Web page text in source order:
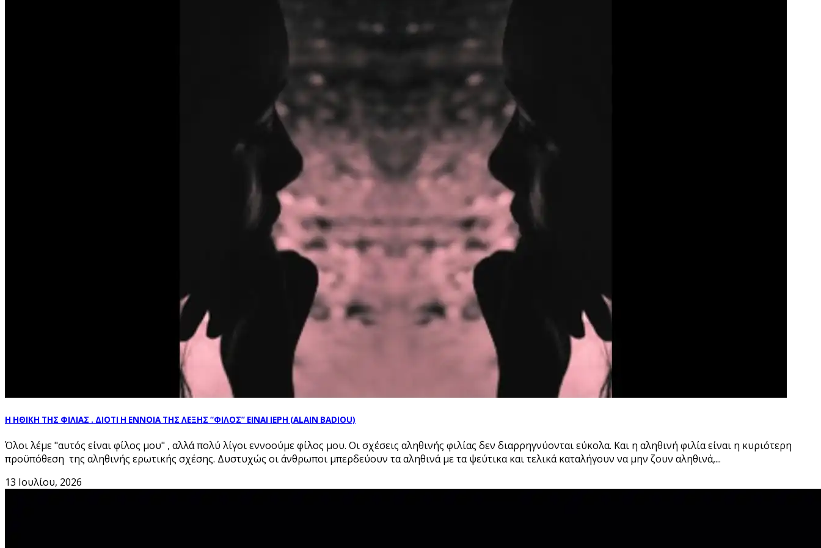
Η ΗΘΙΚΗ ΤΗΣ ΦΙΛΙΑΣ . ΔΙΟΤΙ Η ΕΝΝΟΙΑ ΤΗΣ ΛΕΞΗΣ “ΦΙΛΟΣ” ΕΙΝΑΙ ΙΕΡΗ (ALAIN BADIOU)
Όλοι λέμε "αυτός είναι φίλος μου" , αλλά πολύ λίγοι εννοούμε φίλος μου. Οι σχέσεις αληθινής φιλίας δεν διαρρηγνύονται εύκολα. Και η αληθινή φιλία είναι η κυριότερη
προϋπόθεση της αληθινής ερωτικής σχέσης. Δυστυχώς οι άνθρωποι μπερδεύουν τα αληθινά με τα ψεύτικα και τελικά καταλήγουν να μην ζουν αληθινά,...
13 Ιουλίου, 2026